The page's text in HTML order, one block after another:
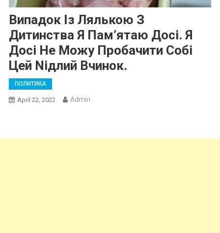
Випадок Із Лялькою З
Дитинства Я Пам’ятаю Досі. Я
Досі Не Можу Пробачити Собі
Цей Nідлий Вчинок.
ПОЛИТИКА
April 22, 2022 Admin